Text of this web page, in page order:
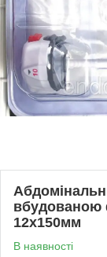
вбудованою
12х150мм
В наявності